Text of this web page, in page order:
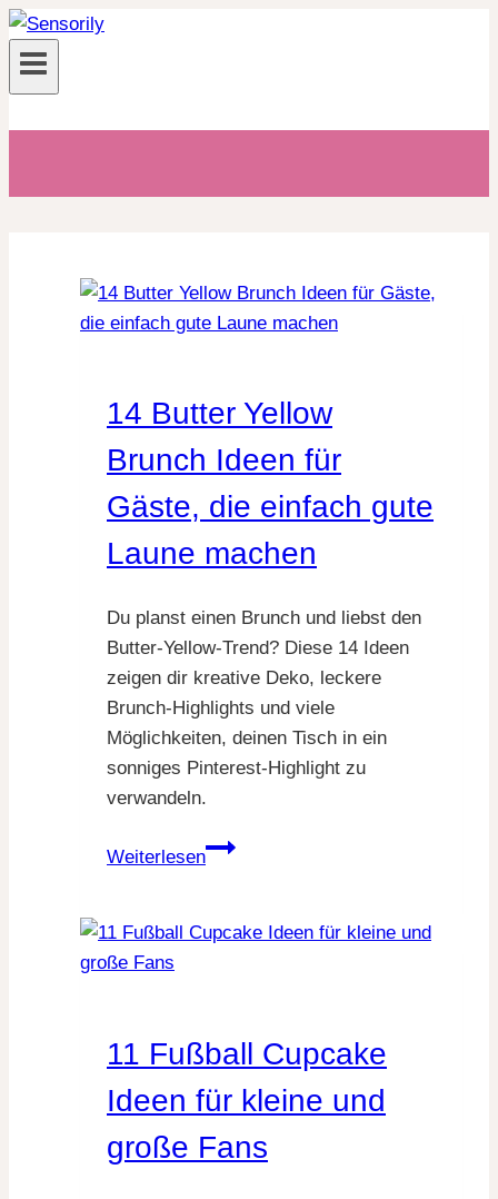
Zum
Inhalt
14 Butter Yellow
Brunch Ideen für
Gäste, die einfach gute
Laune machen
Du planst einen Brunch und liebst den
Butter-Yellow-Trend? Diese 14 Ideen
zeigen dir kreative Deko, leckere
Brunch-Highlights und viele
Möglichkeiten, deinen Tisch in ein
sonniges Pinterest-Highlight zu
verwandeln.
Weiterlesen
14
Brunch
die
einfach
gute
Laune
11 Fußball Cupcake
Ideen für kleine und
große Fans